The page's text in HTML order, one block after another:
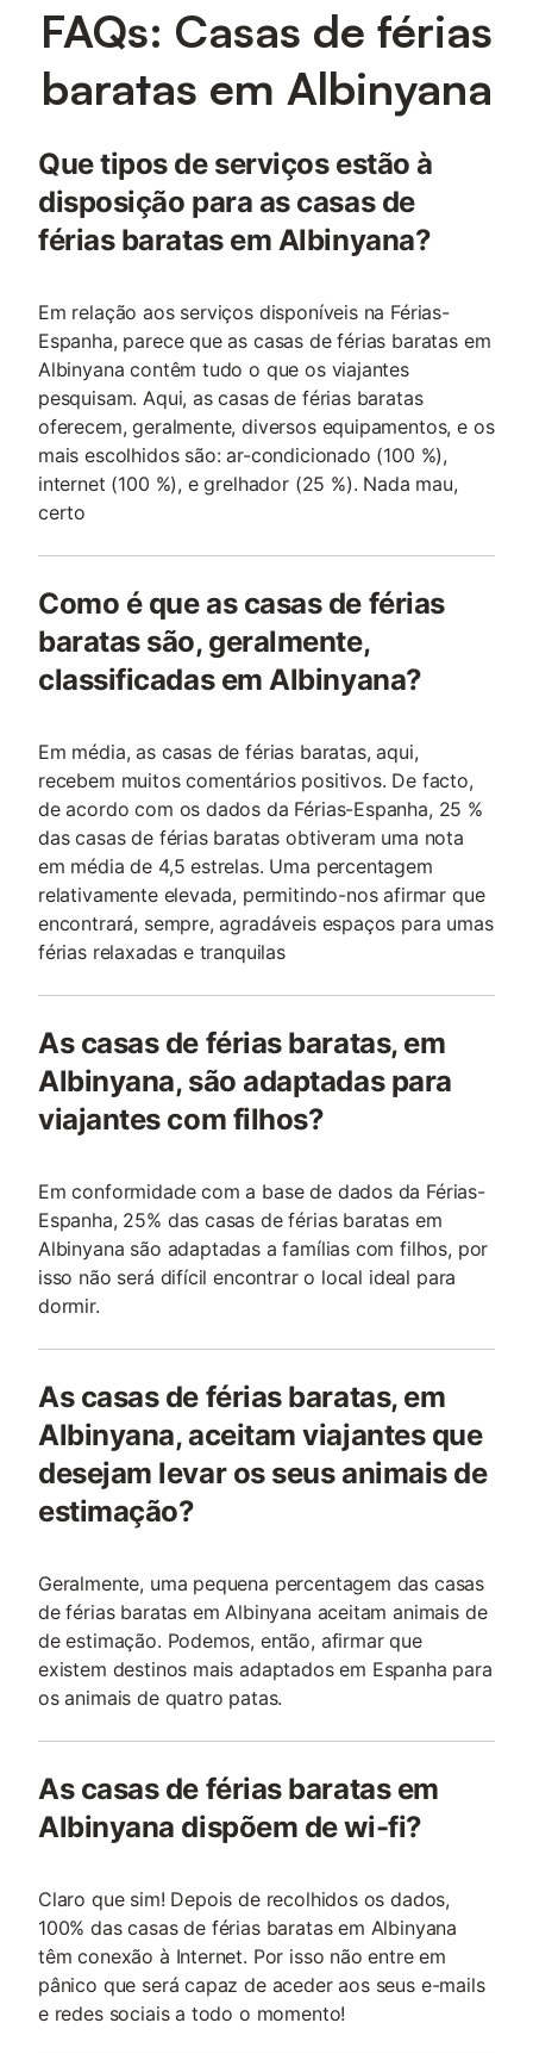
FAQs: Casas de férias
baratas em Albinyana
Que tipos de serviços estão à
disposição para as casas de
férias baratas em Albinyana?
Em relação aos serviços disponíveis na Férias-
Espanha, parece que as casas de férias baratas em
Albinyana contêm tudo o que os viajantes
pesquisam. Aqui, as casas de férias baratas
oferecem, geralmente, diversos equipamentos, e os
mais escolhidos são: ar-condicionado (100 %),
internet (100 %), e grelhador (25 %). Nada mau,
certo
Como é que as casas de férias
baratas são, geralmente,
classificadas em Albinyana?
Em média, as casas de férias baratas, aqui,
recebem muitos comentários positivos. De facto,
de acordo com os dados da Férias-Espanha, 25 %
das casas de férias baratas obtiveram uma nota
em média de 4,5 estrelas. Uma percentagem
relativamente elevada, permitindo-nos afirmar que
encontrará, sempre, agradáveis espaços para umas
férias relaxadas e tranquilas
As casas de férias baratas, em
Albinyana, são adaptadas para
viajantes com filhos?
Em conformidade com a base de dados da Férias-
Espanha, 25% das casas de férias baratas em
Albinyana são adaptadas a famílias com filhos, por
isso não será difícil encontrar o local ideal para
dormir.
As casas de férias baratas, em
Albinyana, aceitam viajantes que
desejam levar os seus animais de
estimação?
Geralmente, uma pequena percentagem das casas
de férias baratas em Albinyana aceitam animais de
de estimação. Podemos, então, afirmar que
existem destinos mais adaptados em Espanha para
os animais de quatro patas.
As casas de férias baratas em
Albinyana dispõem de wi-fi?
Claro que sim! Depois de recolhidos os dados,
100% das casas de férias baratas em Albinyana
têm conexão à Internet. Por isso não entre em
pânico que será capaz de aceder aos seus e-mails
e redes sociais a todo o momento!